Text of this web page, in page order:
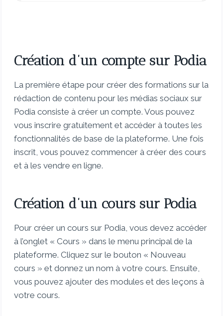
Création d’un compte sur Podia
La première étape pour créer des formations sur la
rédaction de contenu pour les médias sociaux sur
Podia consiste à créer un compte. Vous pouvez
vous inscrire gratuitement et accéder à toutes les
fonctionnalités de base de la plateforme. Une fois
inscrit, vous pouvez commencer à créer des cours
et à les vendre en ligne.
Création d’un cours sur Podia
Pour créer un cours sur Podia, vous devez accéder
à l’onglet « Cours » dans le menu principal de la
plateforme. Cliquez sur le bouton « Nouveau
cours » et donnez un nom à votre cours. Ensuite,
vous pouvez ajouter des modules et des leçons à
votre cours.